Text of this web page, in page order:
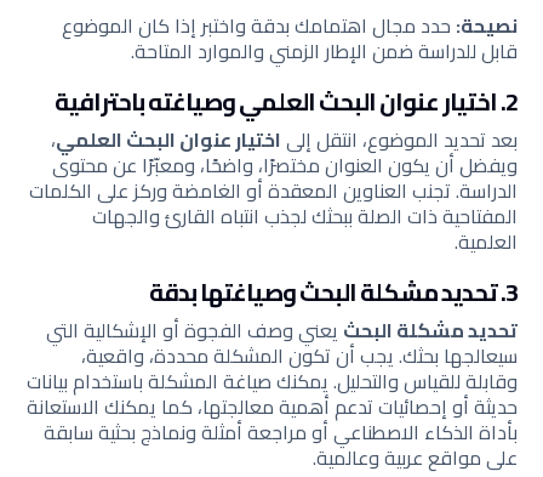
نصيحة:حدد مجال اهتمامك بدقة واختبر إذا كان الموضوع
قابل للدراسة ضمن الإطار الزمني والموارد المتاحة.
2. اختيار عنوان البحث العلمي وصياغته باحترافية
بعد تحديد الموضوع، انتقل إلى اختيار عنوان البحث العلمي،
ويفضل أن يكون العنوان مختصرًا، واضحًا، ومعبّرًا عن محتوى
الدراسة. تجنب العناوين المعقدة أو الغامضة وركز على الكلمات
المفتاحية ذات الصلة ببحثك لجذب انتباه القارئ والجهات
العلمية.
3. تحديد مشكلة البحث وصياغتها بدقة
تحديد مشكلة البحثيعني وصف الفجوة أو الإشكالية التي
سيعالجها بحثك. يجب أن تكون المشكلة محددة، واقعية،
وقابلة للقياس والتحليل. يمكنك صياغة المشكلة باستخدام بيانات
حديثة أو إحصائيات تدعم أهمية معالجتها، كما يمكنك الاستعانة
بأداة الذكاء الاصطناعي أو مراجعة أمثلة ونماذج بحثية سابقة
على مواقع عربية وعالمية.